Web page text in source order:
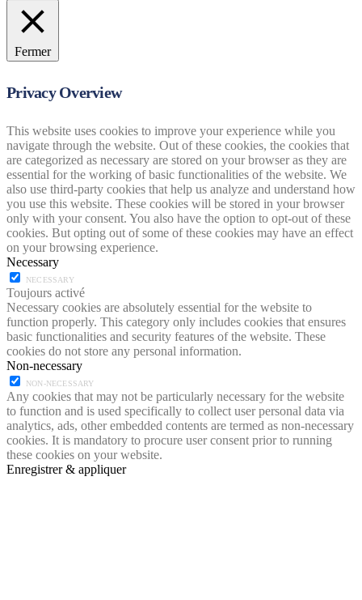
Fermer
Privacy Overview
This website uses cookies to improve your experience while you
navigate through the website. Out of these cookies, the cookies that
are categorized as necessary are stored on your browser as they are
essential for the working of basic functionalities of the website. We
also use third-party cookies that help us analyze and understand how
you use this website. These cookies will be stored in your browser
only with your consent. You also have the option to opt-out of these
cookies. But opting out of some of these cookies may have an effect
on your browsing experience.
Necessary
NECESSARY
Toujours activé
Necessary cookies are absolutely essential for the website to
function properly. This category only includes cookies that ensures
basic functionalities and security features of the website. These
cookies do not store any personal information.
Non-necessary
NON-NECESSARY
Any cookies that may not be particularly necessary for the website
to function and is used specifically to collect user personal data via
analytics, ads, other embedded contents are termed as non-necessary
cookies. It is mandatory to procure user consent prior to running
these cookies on your website.
Enregistrer & appliquer